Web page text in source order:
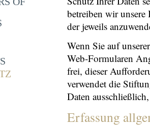
betreiben wir
der jeweils
Wenn Sie auf
Web-Formularen
frei, dieser
verwendet die
Daten
Erfassung